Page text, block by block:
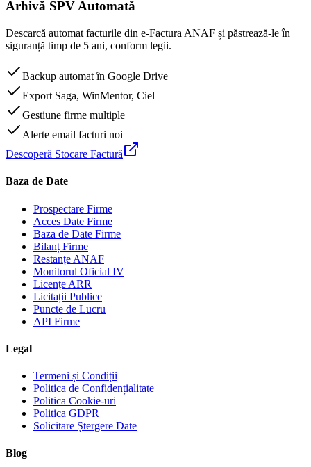
Arhivă SPV Automată
Descarcă automat facturile din e-Factura ANAF și păstrează-le în
siguranță timp de 5 ani, conform legii.
Backup automat în Google Drive
Export Saga, WinMentor, Ciel
Gestiune firme multiple
Alerte email facturi noi
Descoperă Stocare Factură
Baza de Date
Prospectare Firme
Acces Date Firme
Baza de Date Firme
Bilanț Firme
Restanțe ANAF
Monitorul Oficial IV
Licențe ARR
Licitații Publice
Puncte de Lucru
API Firme
Legal
Termeni și Condiții
Politica de Confidențialitate
Politica Cookie-uri
Politica GDPR
Solicitare Ștergere Date
Blog